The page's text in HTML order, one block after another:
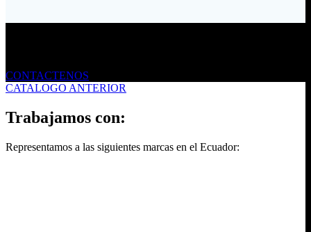
CONTACTENOS
CATALOGO ANTERIOR
Trabajamos con:
Representamos a las siguientes marcas en el Ecuador: